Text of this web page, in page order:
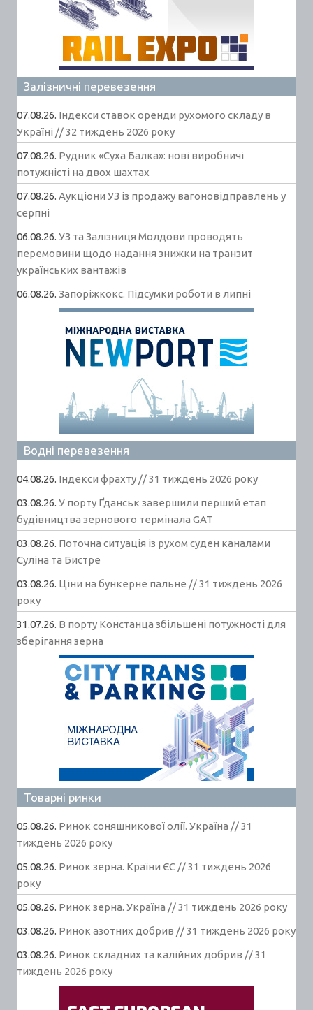
Залізничні перевезення
07.08.26. Індекси ставок оренди рухомого складу в
Україні // 32 тиждень 2026 року
07.08.26. Рудник «Суха Балка»: нові виробничі
потужністі на двох шахтах
07.08.26. Аукціони УЗ із продажу вагоновідправлень у
серпні
06.08.26. УЗ та Залізниця Молдови проводять
перемовини щодо надання знижки на транзит
українських вантажів
06.08.26. Запоріжкокс. Підсумки роботи в липні
Водні перевезення
04.08.26. Індекси фрахту // 31 тиждень 2026 року
03.08.26. У порту Ґданськ завершили перший етап
будівництва зернового термінала GAT
03.08.26. Поточна ситуація із рухом суден каналами
Суліна та Бистре
03.08.26. Ціни на бункерне пальне // 31 тиждень 2026
року
31.07.26. В порту Констанца збільшені потужності для
зберігання зерна
Товарні ринки
05.08.26. Ринок соняшникової олії. Україна // 31
тиждень 2026 року
05.08.26. Ринок зерна. Країни ЄС // 31 тиждень 2026
року
05.08.26. Ринок зерна. Україна // 31 тиждень 2026 року
03.08.26. Ринок азотних добрив // 31 тиждень 2026 року
03.08.26. Ринок складних та калійних добрив // 31
тиждень 2026 року